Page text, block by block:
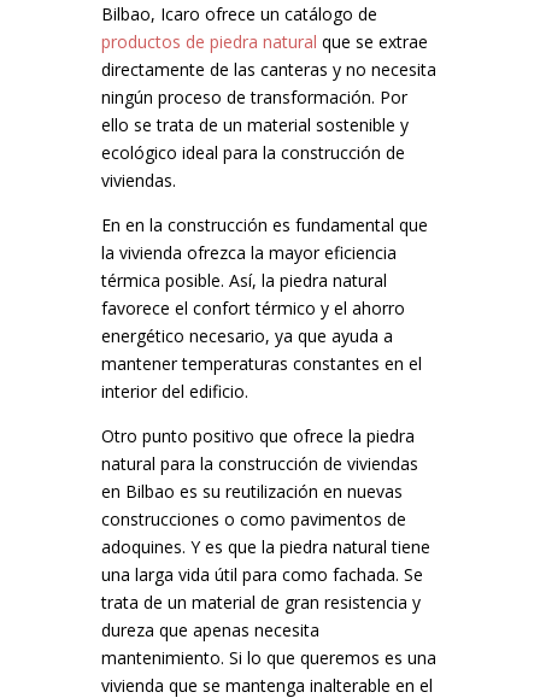
Bilbao, Icaro ofrece un catálogo de
productos de piedra natural que se extrae
directamente de las canteras y no necesita
ningún proceso de transformación. Por
ello se trata de un material sostenible y
ecológico ideal para la construcción de
viviendas.
En en la construcción es fundamental que
la vivienda ofrezca la mayor eficiencia
térmica posible. Así, la piedra natural
favorece el confort térmico y el ahorro
energético necesario, ya que ayuda a
mantener temperaturas constantes en el
interior del edificio.
Otro punto positivo que ofrece la piedra
natural para la construcción de viviendas
en Bilbao es su reutilización en nuevas
construcciones o como pavimentos de
adoquines. Y es que la piedra natural tiene
una larga vida útil para como fachada. Se
trata de un material de gran resistencia y
dureza que apenas necesita
mantenimiento. Si lo que queremos es una
vivienda que se mantenga inalterable en el